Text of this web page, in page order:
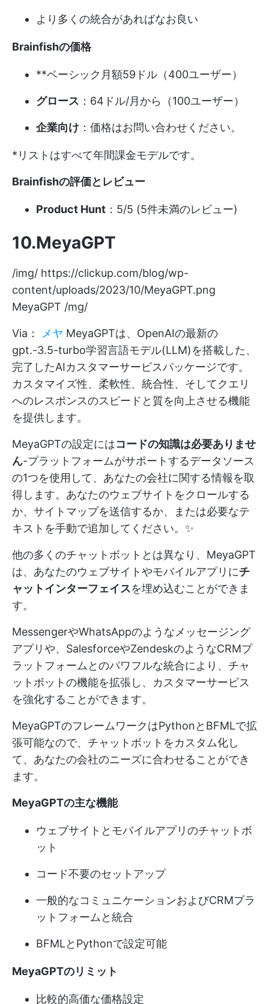
より多くの統合があればなお良い
Brainfishの価格
**ベーシック月額59ドル（400ユーザー）
グロース ：64ドル/月から（100ユーザー）
企業向け ：価格はお問い合わせください。
*リストはすべて年間課金モデルです。
Brainfishの評価とレビュー
Product Hunt ：5/5 (5件未満のレビュー)
10.MeyaGPT
/img/ https://clickup.com/blog/wp-
content/uploads/2023/10/MeyaGPT.png
MeyaGPT /mg/
Via： メヤ MeyaGPTは、OpenAIの最新の
gpt.-3.5-turbo学習言語モデル(LLM)を搭載した、
完了したAIカスタマーサービスパッケージです。
カスタマイズ性、柔軟性、統合性、そしてクエリ
へのレスポンスのスピードと質を向上させる機能
を提供します。
MeyaGPTの設定にはコードの知識は必要ありませ
ん-プラットフォームがサポートするデータソース
の1つを使用して、あなたの会社に関する情報を取
得します。あなたのウェブサイトをクロールする
か、サイトマップを送信するか、または必要なテ
キストを手動で追加してください。✨
他の多くのチャットボットとは異なり、MeyaGPT
は、あなたのウェブサイトやモバイルアプリにチ
ャットインターフェイスを埋め込むことができま
す。
MessengerやWhatsAppのようなメッセージング
アプリや、SalesforceやZendeskのようなCRMプ
ラットフォームとのパワフルな統合により、チャ
ットボットの機能を拡張し、カスタマーサービス
を強化することができます。
MeyaGPTのフレームワークはPythonとBFMLで拡
張可能なので、チャットボットをカスタム化し
て、あなたの会社のニーズに合わせることができ
ます。
MeyaGPTの主な機能
ウェブサイトとモバイルアプリのチャットボ
ット
コード不要のセットアップ
一般的なコミュニケーションおよびCRMプラ
ットフォームと統合
BFMLとPythonで設定可能
MeyaGPTのリミット
比較的高価な価格設定